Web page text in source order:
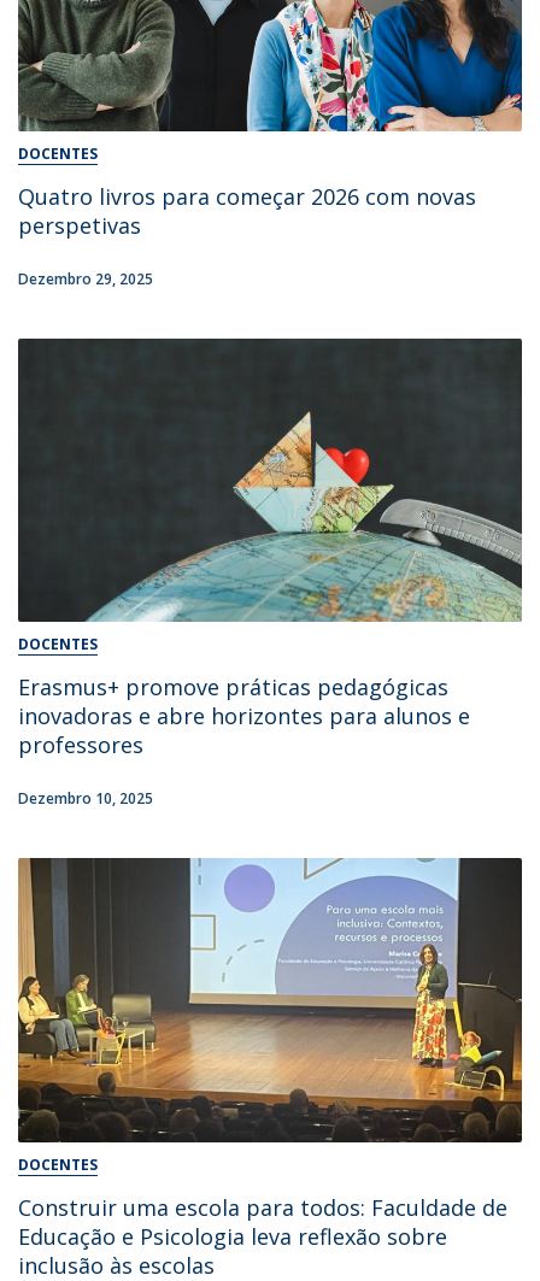
DOCENTES
Quatro livros para começar 2026 com novas
perspetivas
Dezembro 29, 2025
DOCENTES
Erasmus+ promove práticas pedagógicas
inovadoras e abre horizontes para alunos e
professores
Dezembro 10, 2025
DOCENTES
Construir uma escola para todos: Faculdade de
Educação e Psicologia leva reflexão sobre
inclusão às escolas